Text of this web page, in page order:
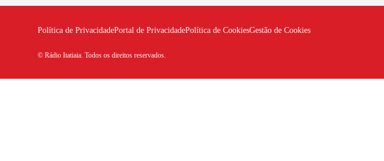
Política de PrivacidadePortal de PrivacidadePolítica de CookiesGestão de Cookies
© Rádio Itatiaia. Todos os direitos reservados.